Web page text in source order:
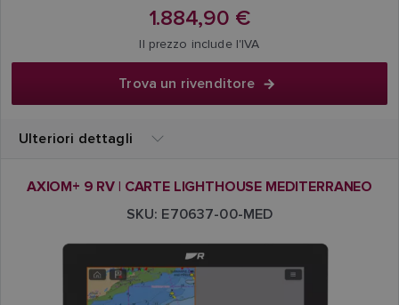
1.884,90 €
Il prezzo include l'IVA
Trova un rivenditore
Ulteriori dettagli
AXIOM+ 9 RV | CARTE LIGHTHOUSE MEDITERRANEO
SKU: E70637-00-MED